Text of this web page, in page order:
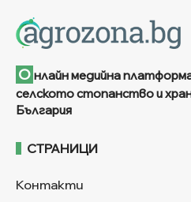
О нлайн медийна
селското стопанство и
България
СТРАНИЦИ
Контакти